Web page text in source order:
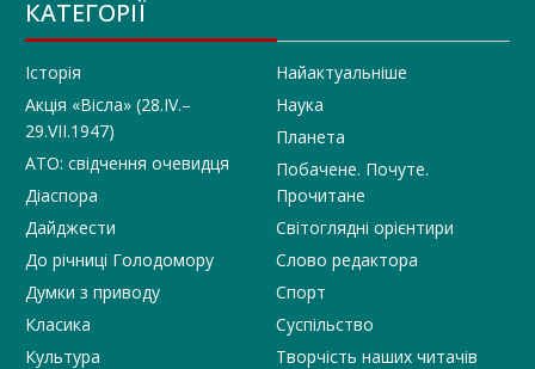
КАТЕГОРІЇ
Історія
Акція «Вісла» (28.IV.–
29.VII.1947)
АТО: свідчення очевидця
Діаспора
Дайджести
До річниці Голодомору
Думки з приводу
Класика
Культура
Найактуальніше
Наука
Планета
Побачене. Почуте.
Прочитане
Світоглядні орієнтири
Слово редактора
Спорт
Суспільство
Творчість наших читачів